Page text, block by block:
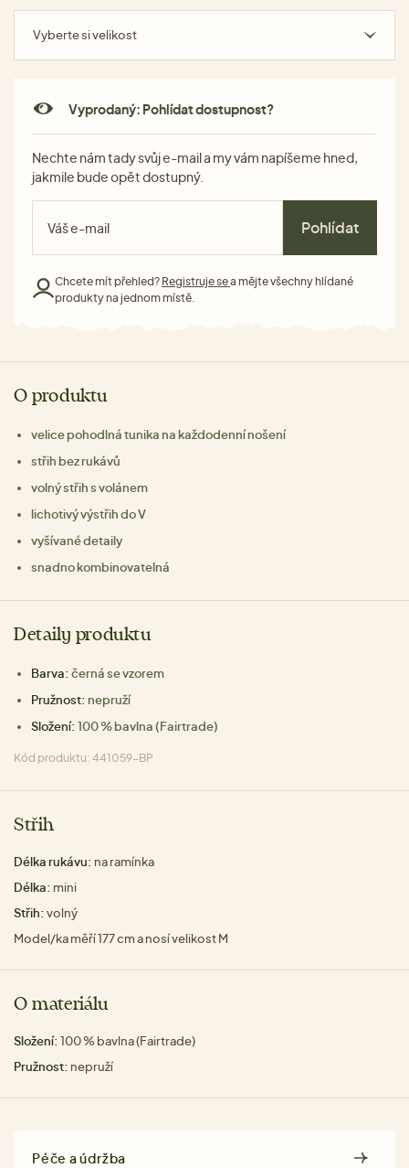
Vyberte si velikost
Vyprodaný: Pohlídat dostupnost?
Nechte nám tady svůj e-mail a my vám napíšeme hned,
jakmile bude opět dostupný.
Pohlídat
Chcete mít přehled? Registruje sea mějte všechny hlídané
produkty na jednom místě.
O produktu
velice pohodlná tunika na každodenní nošení
střih bez rukávů
volný střih s volánem
lichotivý výstřih do V
vyšívané detaily
snadno kombinovatelná
Detaily produktu
Barva: černá se vzorem
Pružnost: nepruží
Složení: 100 % bavlna (Fairtrade)
Kód produktu: 441059-BP
Střih
Délka rukávu: na ramínka
Délka: mini
Střih: volný
Model/ka měří 177 cm a nosí velikost M
O materiálu
Složení: 100 % bavlna (Fairtrade)
Pružnost: nepruží
Péče a údržba